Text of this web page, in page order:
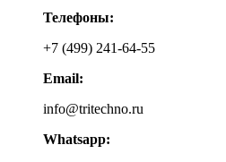
Телефоны:
+7 (499) 241-64-55
Email:
info@tritechno.ru
Whatsapp: